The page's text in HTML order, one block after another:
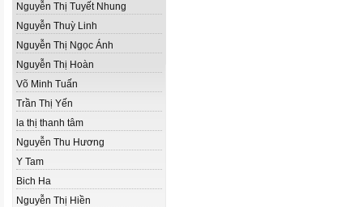
Nguyễn Thị Tuyết Nhung
Nguyễn Thuỳ Linh
Nguyễn Thị Ngọc Ánh
Nguyễn Thị Hoàn
Võ Minh Tuấn
Trần Thị Yến
la thị thanh tâm
Nguyễn Thu Hương
Y Tam
Bich Ha
Nguyễn Thị Hiền